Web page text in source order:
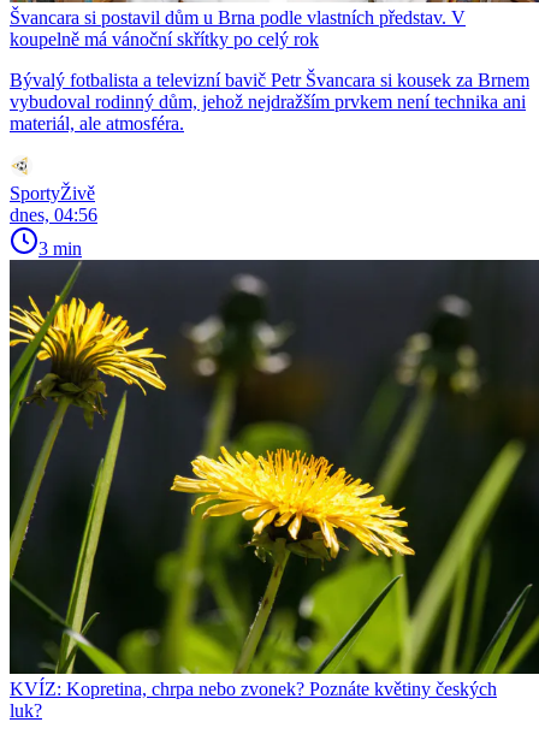
Švancara si postavil dům u Brna podle vlastních představ. V
koupelně má vánoční skřítky po celý rok
Bývalý fotbalista a televizní bavič Petr Švancara si kousek za Brnem
vybudoval rodinný dům, jehož nejdražším prvkem není technika ani
materiál, ale atmosféra.
SportyŽivě
dnes, 04:56
3 min
KVÍZ: Kopretina, chrpa nebo zvonek? Poznáte květiny českých
luk?